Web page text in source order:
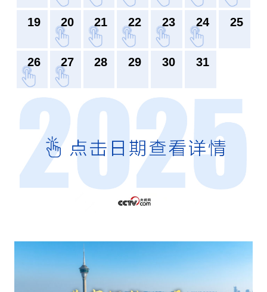
19 20 21 22 23 24 25
26 27 28 29 30 31